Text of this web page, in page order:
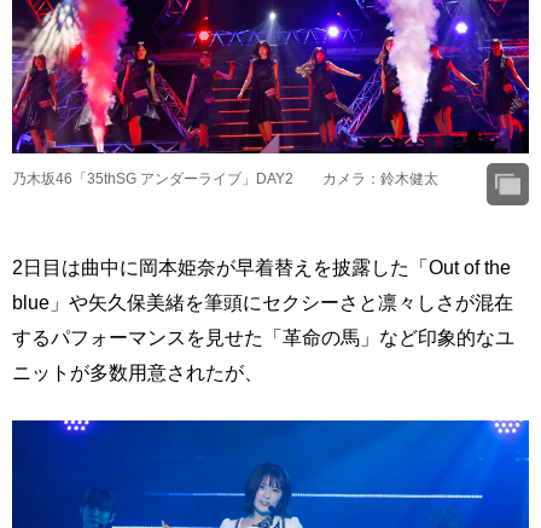
乃木坂46「35thSG アンダーライブ」DAY2 カメラ：鈴木健太
2日目は曲中に岡本姫奈が早着替えを披露した「Out of the
blue」や矢久保美緒を筆頭にセクシーさと凛々しさが混在
するパフォーマンスを見せた「革命の馬」など印象的なユ
ニットが多数用意されたが、